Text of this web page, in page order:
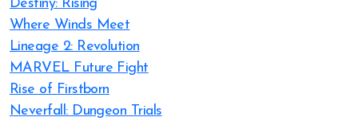
Destiny: Rising
Where Winds Meet
Lineage 2: Revolution
MARVEL Future Fight
Rise of Firstborn
Neverfall: Dungeon Trials